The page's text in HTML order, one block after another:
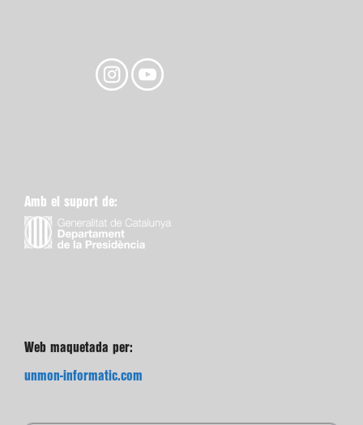
Amb el suport de:
Web maquetada per:
unmon-informatic.com